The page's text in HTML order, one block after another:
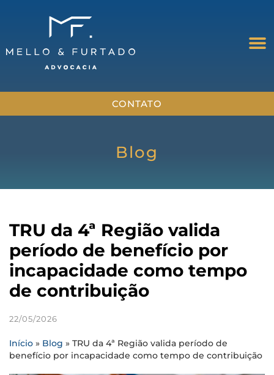
CONTATO
Blog
TRU da 4ª Região valida
período de benefício por
incapacidade como tempo
de contribuição
22/05/2026
Início » Blog » TRU da 4ª Região valida período de
benefício por incapacidade como tempo de contribuição